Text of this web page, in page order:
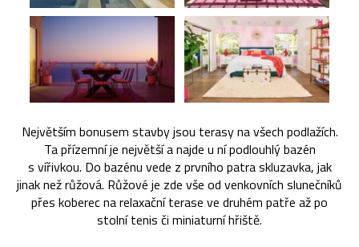
Největším bonusem stavby jsou terasy na všech podlažích.
Ta přízemní je největší a najde u ní podlouhlý bazén
s vířivkou. Do bazénu vede z prvního patra skluzavka, jak
jinak než růžová. Růžové je zde vše od venkovních slunečníků
přes koberec na relaxační terase ve druhém patře až po
stolní tenis či miniaturní hřiště.